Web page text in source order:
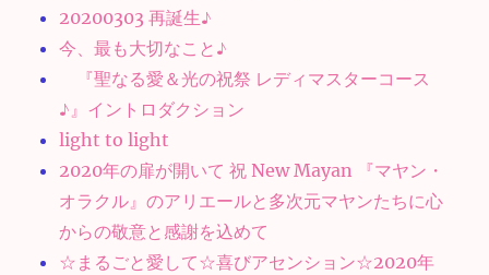
20200303 再誕生♪
今、最も大切なこと♪
『聖なる愛＆光の祝祭 レディマスターコース
♪』イントロダクション
light to light
2020年の扉が開いて 祝 New Mayan 『マヤン・
オラクル』のアリエールと多次元マヤンたちに心
からの敬意と感謝を込めて
☆まるごと愛して☆喜びアセンション☆2020年